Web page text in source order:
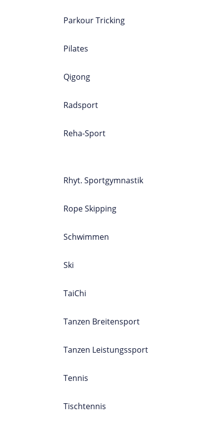
Parkour Tricking
Pilates
Qigong
Radsport
Reha-Sport
Rhyt. Sportgymnastik
Rope Skipping
Schwimmen
Ski
TaiChi
Tanzen Breitensport
Tanzen Leistungssport
Tennis
Tischtennis